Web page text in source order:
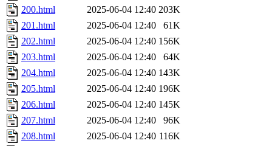
200.html
2025-06-04 12:40 203K
201.html
2025-06-04 12:40
61K
202.html
2025-06-04 12:40 156K
203.html
2025-06-04 12:40
64K
204.html
2025-06-04 12:40 143K
205.html
2025-06-04 12:40 196K
206.html
2025-06-04 12:40 145K
207.html
2025-06-04 12:40
96K
208.html
2025-06-04 12:40 116K